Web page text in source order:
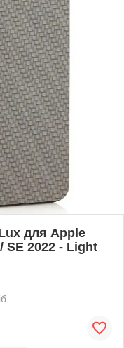
для Apple
SE 2022 - Light